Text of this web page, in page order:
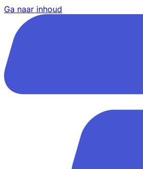
Ga naar inhoud